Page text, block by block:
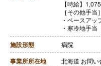
【時給】
［その他手当］
・ベースア
・寒冷地手
【賞与】年2
【通勤手当】
【昇給】あり
【退職金】不
施設形態 病院
事業所所在地 北海道 お問